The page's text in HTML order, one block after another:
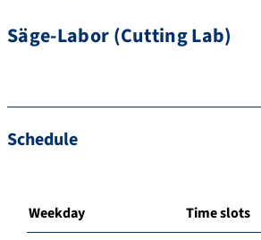
Säge-Labor (Cutting Lab)
Schedule
Weekday Time slots